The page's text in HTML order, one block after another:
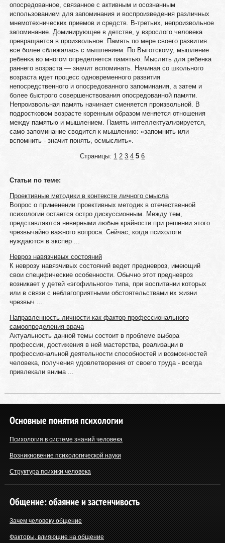
опосредованное, связанное с активным и осознанным
использованием для запоминания и воспроизведения различных
мнемотехнических приемов и средств. В-третьих, непроизвольное
запоминание. Доминирующее в детстве, у взрослого человека
превращается в произвольное. Память по мере своего развития
все более сближалась с мышлением. По Выготскому, мышление
ребенка во многом определяется памятью. Мыслить для ребенка
раннего возраста — значит вспоминать. Начиная со школьного
возраста идет процесс одновременного развития
непосредственного и опосредованного запоминания, а затем и
более быстрого совершенствования опосредованной памяти.
Непроизвольная память начинает сменяется произвольной. В
подростковом возрасте коренным образом меняется отношения
между памятью и мышлением. Память интеллектуализируется,
само запоминание сводится к мышлению: «запомнить или
вспомнить - значит понять, осмыслить».
Страницы: 1 2 3 4 5 6
Статьи по теме:
Проективные методики в контексте личного смысла
Вопрос о применении проективных методик в отечественной
психологии остается остро дискуссионным. Между тем,
представляются неверными любые крайности при решении этого
чрезвычайно важного вопроса. Сейчас, когда психологи
нуждаются в экспер ...
Невроз навязчивых состояний
К неврозу навязчивых состояний ведет предневроз, имеющий
свои специфические особенности. Обычно этот предневроз
возникает у детей «эгофильного» типа, при воспитании которых
или в связи с неблагоприят­ными обстоятельствами их жизни
чрезвыч ...
Направленность личности как фактор профессионального
самоопределения врача
Актуальность данной темы состоит в проблеме выбора
профессии, достижения в ней мастерства, реализации в
профессиональной деятельности способностей и возможностей
человека, получения удовлетворения от своего труда - всегда
привлекали внима ...
Основные понятия психологии
Психология в системе знаний человека
Возникновение психологической науки
Структура психики человека
Общение: обаяние и застенчивость
Зачем человеку общение
Факторы, влияющие на общение